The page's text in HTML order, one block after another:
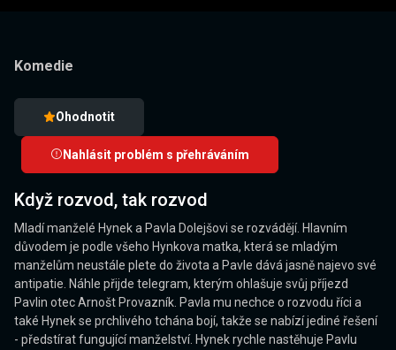
Komedie
Ohodnotit
Nahlásit problém s přehráváním
Když rozvod, tak rozvod
Mladí manželé Hynek a Pavla Dolejšovi se rozvádějí. Hlavním
důvodem je podle všeho Hynkova matka, která se mladým
manželům neustále plete do života a Pavle dává jasně najevo své
antipatie. Náhle přijde telegram, kterým ohlašuje svůj příjezd
Pavlin otec Arnošt Provazník. Pavla mu nechce o rozvodu říci a
také Hynek se prchlivého tchána bojí, takže se nabízí jediné řešení
- předstírat fungující manželství. Hynek rychle nastěhuje Pavlu